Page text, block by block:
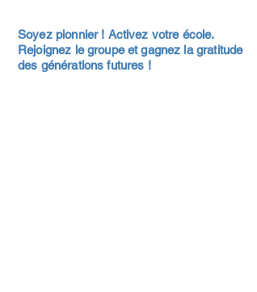
Soyez pionnier ! Activez votre école.
Rejoignez le groupe et gagnez la gratitude
des générations futures !